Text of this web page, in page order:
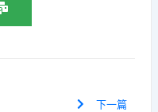
下一篇